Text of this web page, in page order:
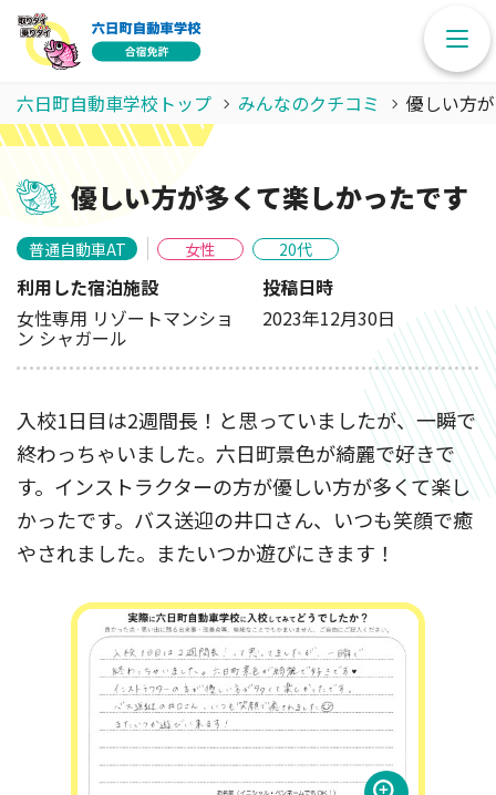
六日町自動車学校トップ みんなのクチコミ 優しい方
優しい方が多くて楽しかったです
普通自動車AT 女性 20代
利用した宿泊施設
女性専用 リゾートマンショ
ン シャガール
投稿日時
2023年12月30日
入校1日目は2週間長！と思っていましたが、一瞬で
終わっちゃいました。六日町景色が綺麗で好きで
す。インストラクターの方が優しい方が多くて楽し
かったです。バス送迎の井口さん、いつも笑顔で癒
やされました。またいつか遊びにきます！